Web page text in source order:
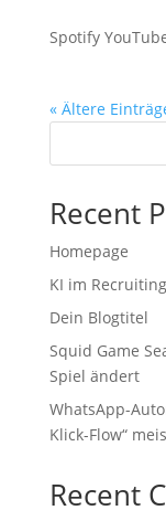
Spotify
« Ältere
Recent
Homepage
KI im
Dein Blogtitel
Squid Game
Spiel ändert
WhatsApp-
Klick-Flow“
Recent